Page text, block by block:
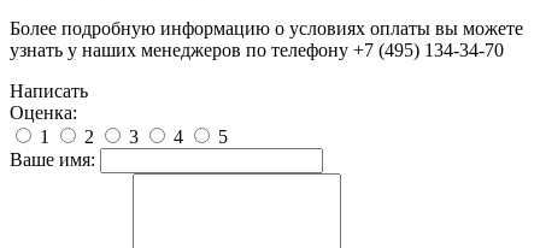
Более подробную информацию о условиях оплаты вы можете
узнать у наших менеджеров по телефону +7 (495) 134-34-70
Написать
Оценка:
1
2 3 4
5
Ваше имя: